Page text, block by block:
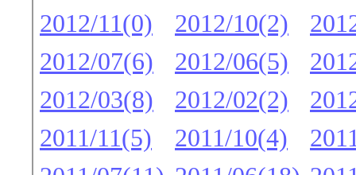
2012/11(0)
2012/10(2)
2012/07(6)
2012/06(5)
2012/03(8)
2012/02(2)
2011/11(5)
2011/10(4)